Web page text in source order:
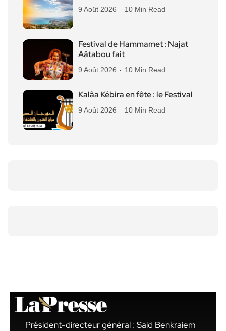
9 Août 2026 10 Min Read
Festival de Hammamet : Najat
Aâtabou fait
9 Août 2026 10 Min Read
Kalâa Kébira en fête : le Festival
9 Août 2026 10 Min Read
Président-directeur général : Said Benkraiem